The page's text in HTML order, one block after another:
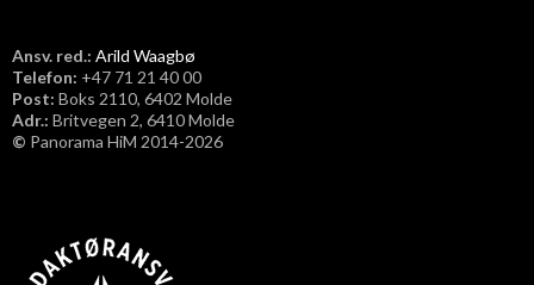
Ansv. red.: Arild Waagbø
Telefon: ​+47 71 21 40 00
Post: Boks 2110, 6402 Molde
Adr.: Britvegen 2, 6410 Molde
© Panorama HiM 2014-2026